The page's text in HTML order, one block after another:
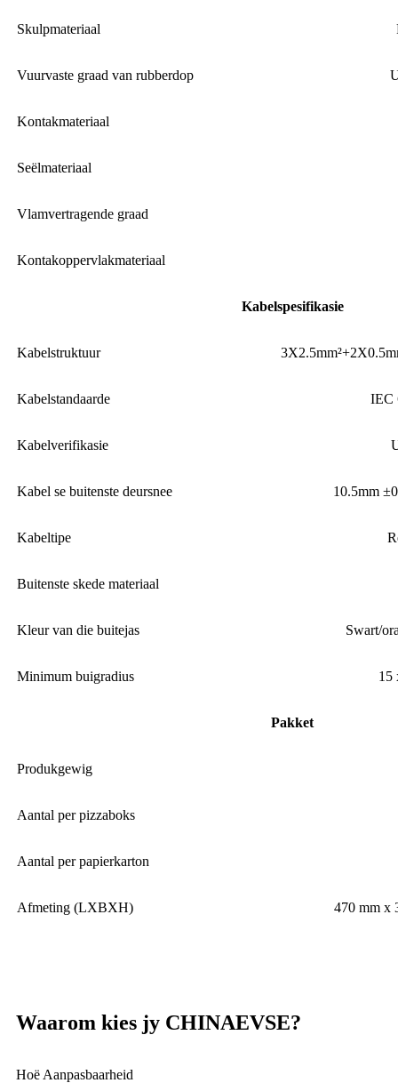
Skulpmateriaal
Vuurvaste graad van rubberdop
Kontakmateriaal
Seëlmateriaal
Vlamvertragende graad
Kontakoppervlakmateriaal
Kabelspesifikasie
Kabelstruktuur
Kabelstandaarde IEC
Kabelverifikasie
Kabel se buitenste deursnee 10.5mm
Kabeltipe
Buitenste skede materiaal
Kleur van die buitejas Swart/
Minimum buigradius 15
Pakket
Produkgewig
Aantal per pizzaboks
Aantal per papierkarton
Afmeting (LXBXH) 470 mm x
Waarom kies jy CHINAEVSE?
Hoë Aanpasbaarheid